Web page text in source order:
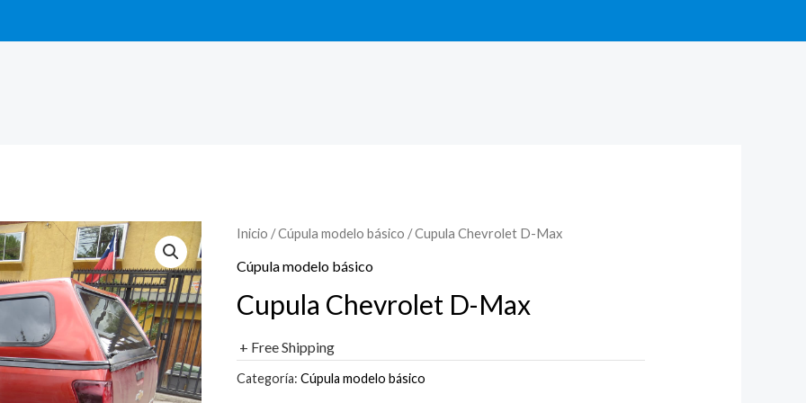
Inicio /Cúpula modelo básico / Cupula Chevrolet D-Max
Cúpula modelo básico
Cupula Chevrolet D-Max
+ Free Shipping
Categoría:Cúpula modelo básico